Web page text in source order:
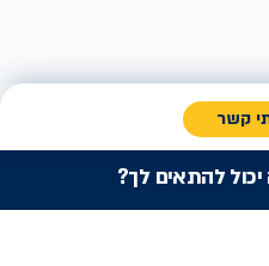
קשר
להתאים לך?